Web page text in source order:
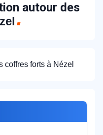
autour des
coffres forts à Nézel